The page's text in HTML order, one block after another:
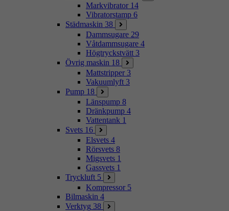
Markvibrator 14
Vibratorstamp 6
Städmaskin 38
Dammsugare 29
Våtdammsugare 4
Högtryckstvätt 3
Övrig maskin 18
Mattstripper 3
Vakuumlyft 3
Pump 18
Länspump 8
Dränkpump 4
Vattentank 1
Svets 16
Elsvets 4
Rörsvets 8
Migsvets 1
Gassvets 1
Tryckluft 5
Kompressor 5
Bilmaskin 4
Verktyg 38